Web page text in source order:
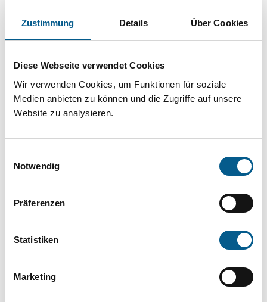
Zustimmung Details Über Cookies
Diese Webseite verwendet Cookies
Wir verwenden Cookies, um Funktionen für soziale
Medien anbieten zu können und die Zugriffe auf unsere
Website zu analysieren.
Notwendig
Präferenzen
Statistiken
Marketing
Sie suchen finanzielle Unterstützung für ein
Projekt oder ein Vorhaben? Hier können Sie
direkt über unsere Fördermitteldatenbank und
Stiftungsdatenbank recherchieren. Bei der
Suche bitte die Groß- und Kleinschreibung
beachten.
können durch die Wahl von Bereichen oder